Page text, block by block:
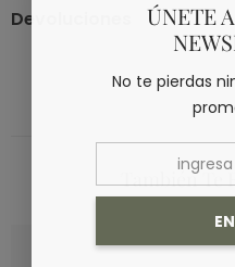
Devoluciones
También Te
ÚNETE
No te pierdas